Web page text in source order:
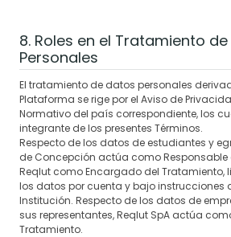
8. Roles en el Tratamiento
Personales
El tratamiento de datos personales
Plataforma se rige por el Aviso de
Normativo del país correspondiente, los
integrante de los presentes Términos.
Respecto de los datos de estudiantes y
de Concepción actúa como Responsable
Reqlut como Encargado del Tratamiento,
los datos por cuenta y bajo
Institución. Respecto de los datos de
sus representantes, Reqlut SpA actúa
Tratamiento.